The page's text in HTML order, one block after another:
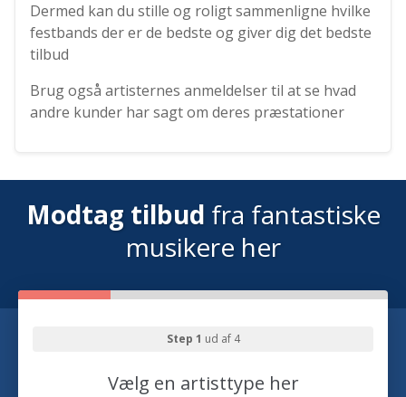
Dermed kan du stille og roligt sammenligne hvilke
festbands der er de bedste og giver dig det bedste
tilbud
Brug også artisternes anmeldelser til at se hvad
andre kunder har sagt om deres præstationer
Modtag tilbud fra fantastiske
musikere her
Step 1 ud af 4
Vælg en artisttype her